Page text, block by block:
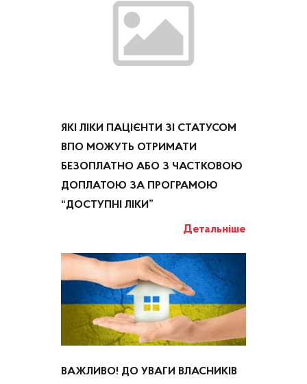
ЯКІ ЛІКИ ПАЦІЄНТИ ЗІ СТАТУСОМ
ВПО МОЖУТЬ ОТРИМАТИ
БЕЗОПЛАТНО АБО З ЧАСТКОВОЮ
ДОПЛАТОЮ ЗА ПРОГРАМОЮ
“ДОСТУПНІ ЛІКИ”
Детальніше
ВАЖЛИВО! ДО УВАГИ ВЛАСНИКІВ